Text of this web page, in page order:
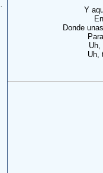
Y
Donde
Uh,
Uh,